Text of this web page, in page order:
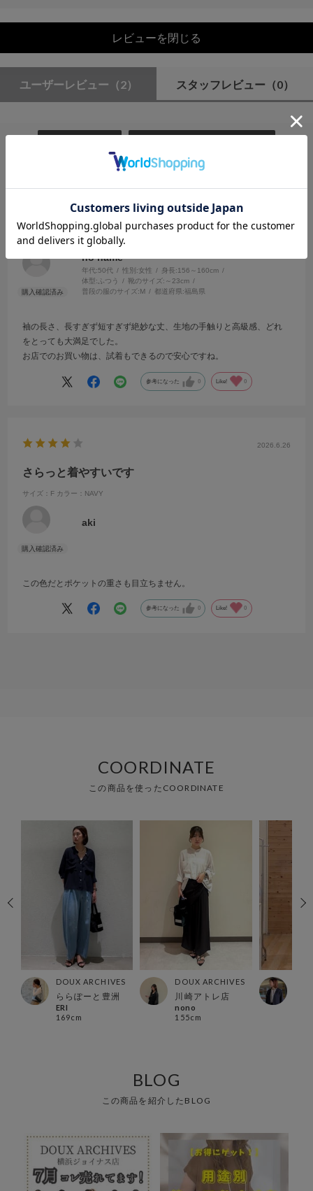
レビューを閉じる
ユーザーレビュー （2） スタッフレビュー （0）
2026.7.11
大満足のブラウス♪
サイズ：F カラー：IVORY
no name
年代:50代 性別:女性 身長:156～160cm
体型: ふつう 靴のサイズ: ～23cm
普段の服のサイズ:M 都道府県:福島県
袖の長さ、長すぎず短すぎず絶妙な丈、生地の手触りと高級感、どれ
をとっても大満足でした。
お店でのお買い物は、試着もできるので安心ですね。
参考になった 0 Like! 0
2026.6.26
さらっと着やすいです
サイズ：F カラー：NAVY
aki
この色だとポケットの重さも目立ちません。
参考になった 0 Like! 0
COORDINATE
この商品を使ったCOORDINATE
DOUX ARCHIVES
ららぽーと豊洲
ERI
169cm
DOUX ARCHIVES
川崎アトレ店
nono
155cm
BLOG
この商品を紹介したBLOG